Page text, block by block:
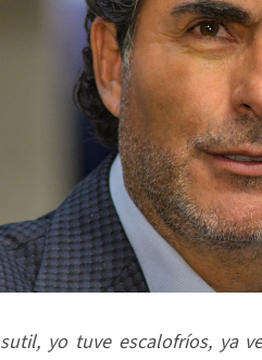
yo tuve escalofríos, ya